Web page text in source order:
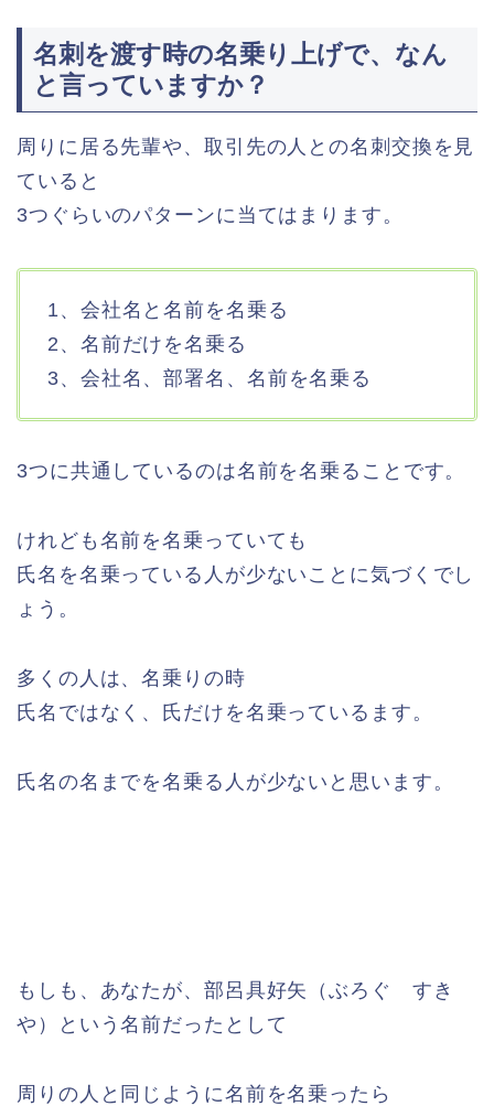
名刺を渡す時の名乗り上げで、なん
と言っていますか？
周りに居る先輩や、取引先の人との名刺交換を見
ていると
3つぐらいのパターンに当てはまります。
1、会社名と名前を名乗る
2、名前だけを名乗る
3、会社名、部署名、名前を名乗る
3つに共通しているのは名前を名乗ることです。
けれども名前を名乗っていても
氏名を名乗っている人が少ないことに気づくでし
ょう。
多くの人は、名乗りの時
氏名ではなく、氏だけを名乗っているます。
氏名の名までを名乗る人が少ないと思います。
もしも、あなたが、部呂具好矢（ぶろぐ すき
や）という名前だったとして
周りの人と同じように名前を名乗ったら